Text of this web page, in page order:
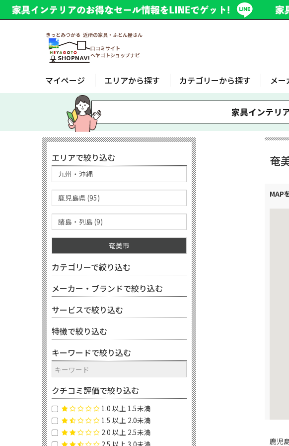
きっとみつかる 近所の家具・ふとん屋さん
口コミサイト
ヘヤゴトショップナビ
マイページ エリアから探す カテゴリーから探す メ
家具インテリ
奄
鹿児
エリアで絞り込む
奄美市
カテゴリーで絞り込む
メーカー・ブランドで絞り込む
サービスで絞り込む
特徴で絞り込む
キーワードで絞り込む
クチコミ評価で絞り込む
1.0 以上 1.5未満
1.5 以上 2.0未満
2.0 以上 2.5未満